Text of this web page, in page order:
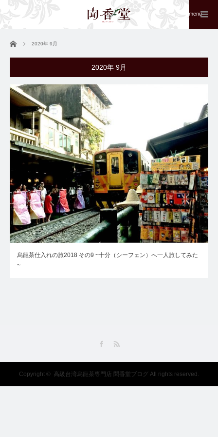
menu
ホーム 2020年 9月
2020年 9月
烏龍茶仕入れの旅2018 その9 ~十分（シーフェン）へ一人旅してみた
~
Copyright © 高級台湾烏龍茶専門店 聞香堂ブログ All rights reserved.